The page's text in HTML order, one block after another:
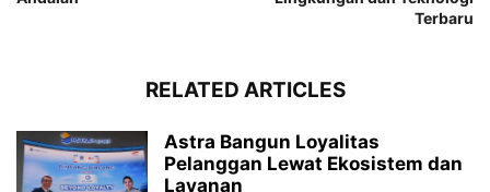
Terbaru
RELATED ARTICLES
Astra Bangun Loyalitas
Pelanggan Lewat Ekosistem dan
Layanan